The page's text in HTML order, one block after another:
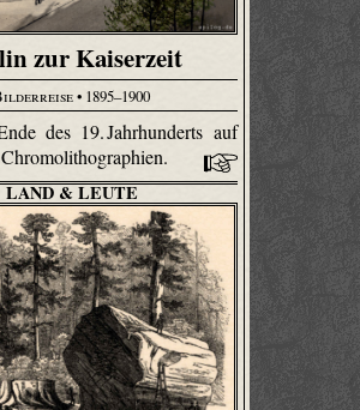
zur Kaiserzeit
• 1895–1900
des 19. Jahrhunderts auf
LAND & LEUTE